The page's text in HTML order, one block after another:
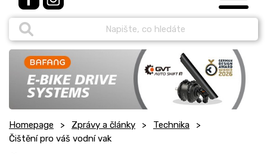
Homepage Zprávy a články
Technika
Čištění pro váš vodní vak